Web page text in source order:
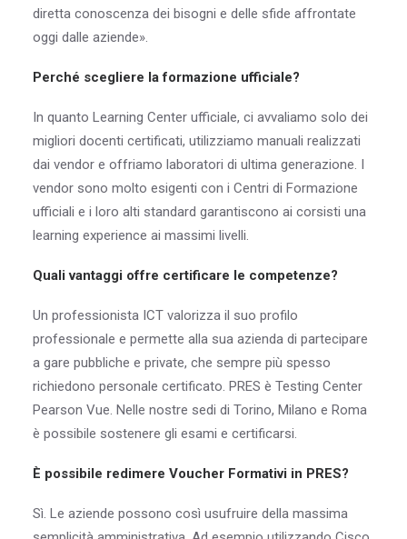
diretta conoscenza dei bisogni e delle sfide affrontate
oggi dalle aziende».
Perché scegliere la formazione ufficiale?
In quanto Learning Center ufficiale, ci avvaliamo solo dei
migliori docenti certificati, utilizziamo manuali realizzati
dai vendor e offriamo laboratori di ultima generazione. I
vendor sono molto esigenti con i Centri di Formazione
ufficiali e i loro alti standard garantiscono ai corsisti una
learning experience ai massimi livelli.
Quali vantaggi offre certificare le competenze?
Un professionista ICT valorizza il suo profilo
professionale e permette alla sua azienda di partecipare
a gare pubbliche e private, che sempre più spesso
richiedono personale certificato. PRES è Testing Center
Pearson Vue. Nelle nostre sedi di Torino, Milano e Roma
è possibile sostenere gli esami e certificarsi.
È possibile redimere Voucher Formativi in PRES?
Sì. Le aziende possono così usufruire della massima